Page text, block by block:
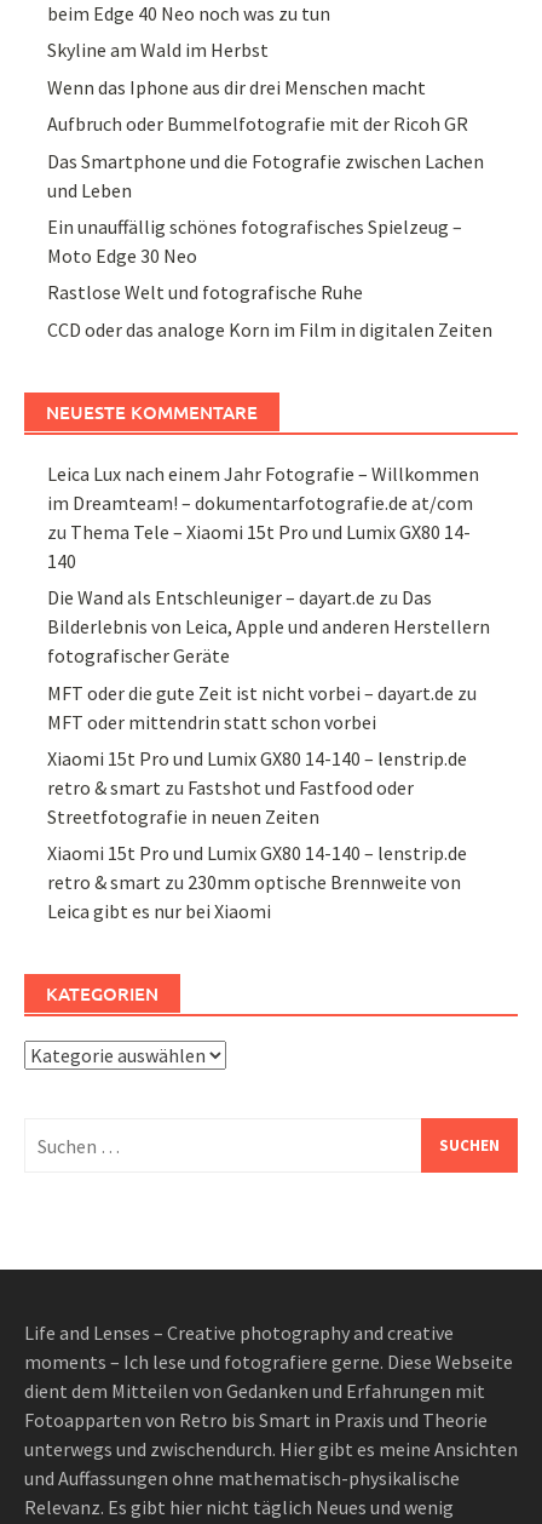
beim Edge 40 Neo noch was zu tun
Skyline am Wald im Herbst
Wenn das Iphone aus dir drei Menschen macht
Aufbruch oder Bummelfotografie mit der Ricoh GR
Das Smartphone und die Fotografie zwischen Lachen
und Leben
Ein unauffällig schönes fotografisches Spielzeug –
Moto Edge 30 Neo
Rastlose Welt und fotografische Ruhe
CCD oder das analoge Korn im Film in digitalen Zeiten
NEUESTE KOMMENTARE
Leica Lux nach einem Jahr Fotografie – Willkommen
im Dreamteam! – dokumentarfotografie.de at/com
zu Thema Tele – Xiaomi 15t Pro und Lumix GX80 14-
140
Die Wand als Entschleuniger – dayart.de zu Das
Bilderlebnis von Leica, Apple und anderen Herstellern
fotografischer Geräte
MFT oder die gute Zeit ist nicht vorbei – dayart.de zu
MFT oder mittendrin statt schon vorbei
Xiaomi 15t Pro und Lumix GX80 14-140 – lenstrip.de
retro & smart zu Fastshot und Fastfood oder
Streetfotografie in neuen Zeiten
Xiaomi 15t Pro und Lumix GX80 14-140 – lenstrip.de
retro & smart zu 230mm optische Brennweite von
Leica gibt es nur bei Xiaomi
KATEGORIEN
Kategorien
nach:
Life and Lenses – Creative photography and creative
moments – Ich lese und fotografiere gerne. Diese Webseite
dient dem Mitteilen von Gedanken und Erfahrungen mit
Fotoapparten von Retro bis Smart in Praxis und Theorie
unterwegs und zwischendurch. Hier gibt es meine Ansichten
und Auffassungen ohne mathematisch-physikalische
Relevanz. Es gibt hier nicht täglich Neues und wenig